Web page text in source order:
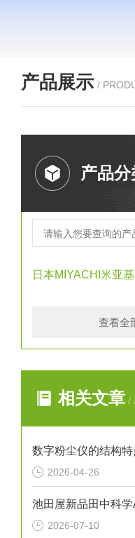
产品展示 /
产品分
日本MIYACHI米亚基
查看全
相关文章 /
数字粉尘仪的结构特
2026-04-26
2026-07-10